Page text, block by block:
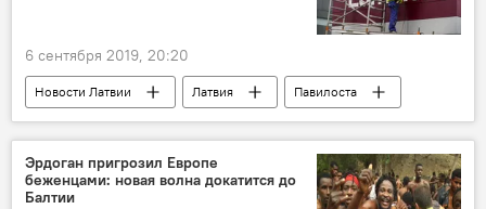
6 сентября 2019, 20:20
Новости Латвии Латвия
Павилоста
Приекуле
Luminor банкомат
Эрдоган пригрозил Европе
беженцами: новая волна докатится до
Балтии